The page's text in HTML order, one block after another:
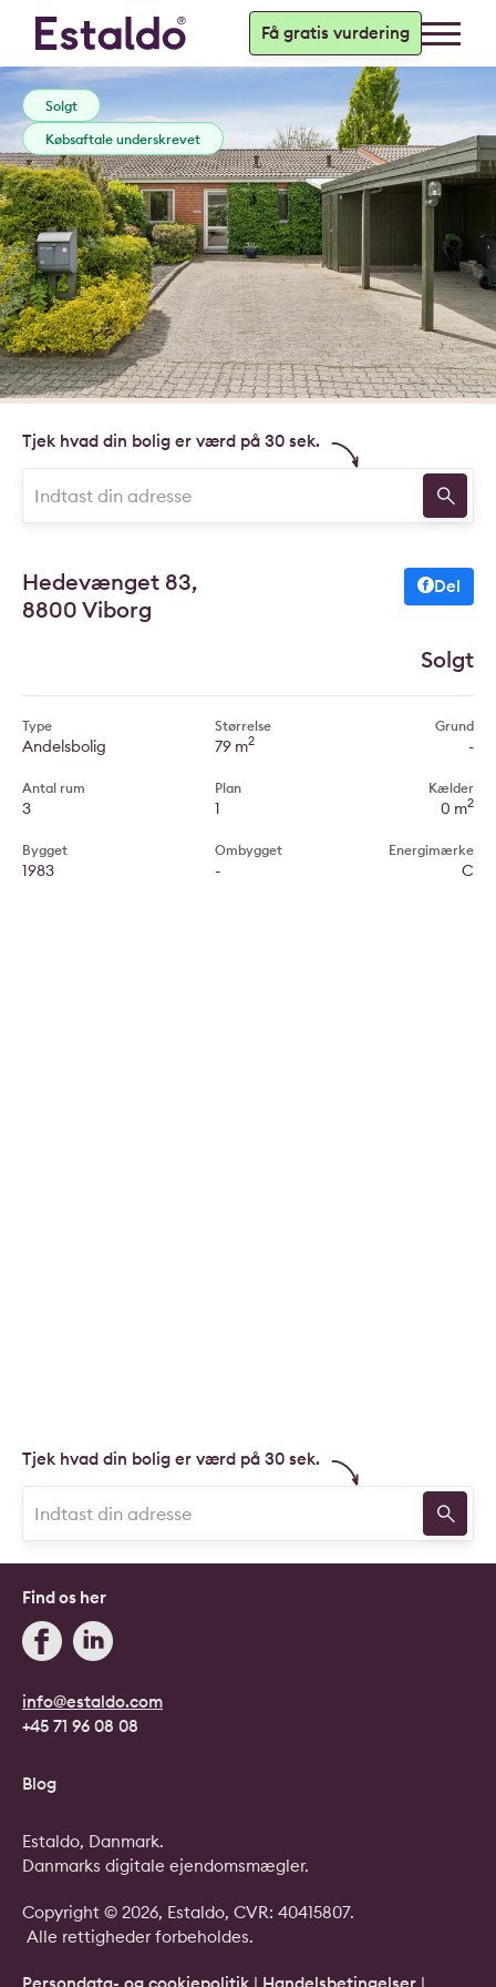
Få gratis vurdering
Solgt
Købsaftale underskrevet
Tjek hvad din bolig er værd på 30 sek.
Hedevænget 83,
8800 Viborg
Del
Solgt
Type
Andelsbolig
Antal rum
3
Bygget
1983
Størrelse
79 m2
Plan
1
Ombygget
-
Grund
-
Kælder
0 m2
Energimærke
C
Tjek hvad din bolig er værd på 30 sek.
info@estaldo.com
+45 71 96 08 08
Find os her
Blog
Copyright © 2026, Estaldo, CVR: 40415807.
Alle rettigheder forbeholdes.
Persondata- og cookiepolitik | Handelsbetingelser |
Estaldo, Danmark.
Danmarks digitale ejendomsmægler.